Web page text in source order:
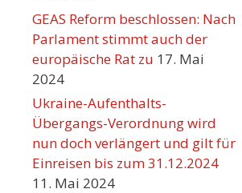
GEAS Reform beschlossen: Nach
Parlament stimmt auch der
europäische Rat zu 17. Mai
2024
Ukraine-Aufenthalts-
Übergangs-Verordnung wird
nun doch verlängert und gilt für
Einreisen bis zum 31.12.2024
11. Mai 2024